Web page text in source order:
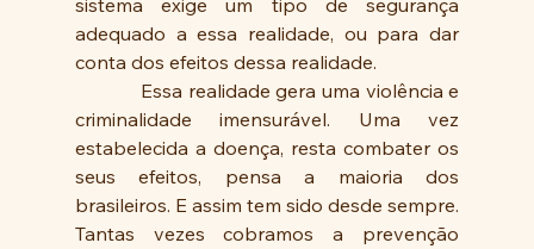
sistema exige um tipo de segurança
adequado a essa realidade, ou para dar
conta dos efeitos dessa realidade.
Essa realidade gera uma violência e
criminalidade imensurável. Uma vez
estabelecida a doença, resta combater os
seus efeitos, pensa a maioria dos
brasileiros. E assim tem sido desde sempre.
Tantas vezes cobramos a prevenção